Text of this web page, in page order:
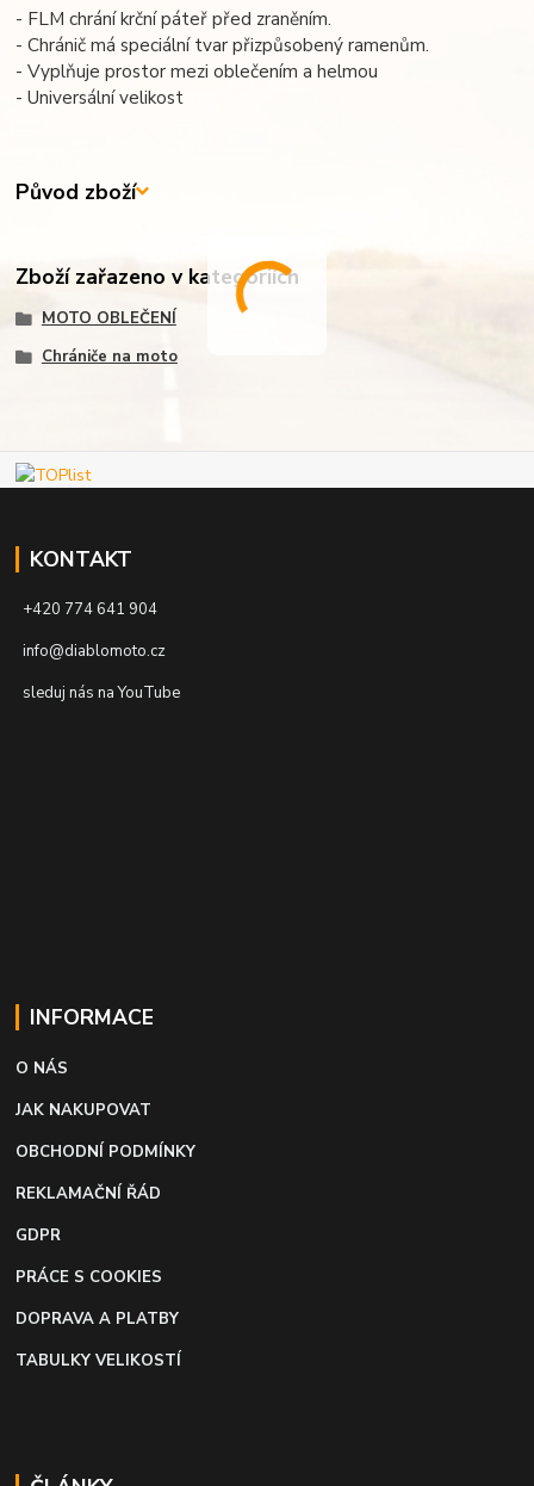
- FLM chrání krční páteř před zraněním.
- Chránič má speciální tvar přizpůsobený ramenům.
- Vyplňuje prostor mezi oblečením a helmou
- Universální velikost
Původ zboží
Zboží zařazeno v kategoriích
MOTO OBLEČENÍ
Chrániče na moto
KONTAKT
+420 774 641 904
info@diablomoto.cz
sleduj nás na YouTube
INFORMACE
O NÁS
JAK NAKUPOVAT
OBCHODNÍ PODMÍNKY
REKLAMAČNÍ ŘÁD
GDPR
PRÁCE S COOKIES
DOPRAVA A PLATBY
TABULKY VELIKOSTÍ